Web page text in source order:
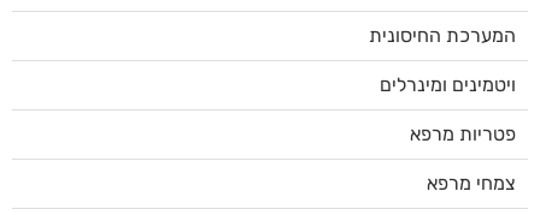
המערכת החיסונית
ויטמינים ומינרלים
פטריות מרפא
צמחי מרפא